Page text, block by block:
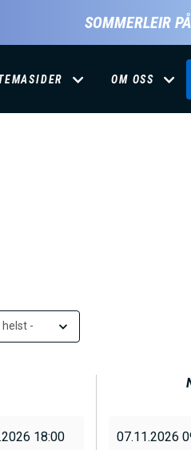
SOMMERLEIR
OM OSS
helst -
18:00
07.11.2026